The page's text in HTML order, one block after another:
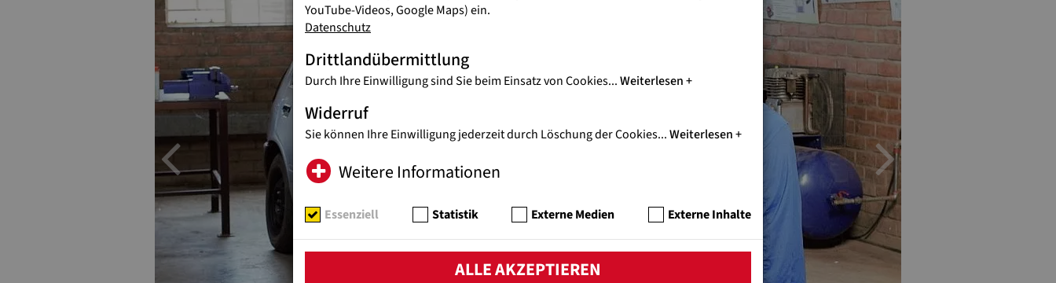
Previous Next
YouTube-Videos, Google Maps) ein.
Datenschutz
Drittlandübermittlung
Durch Ihre Einwilligung sind Sie beim Einsatz von Cookies...Weiterlesen
Widerruf
Sie können Ihre Einwilligung jederzeit durch Löschung der Cookies...Weiterlesen
Weitere Informationen
Essenziell Statistik Externe Medien Externe Inhalte
ALLE AKZEPTIEREN